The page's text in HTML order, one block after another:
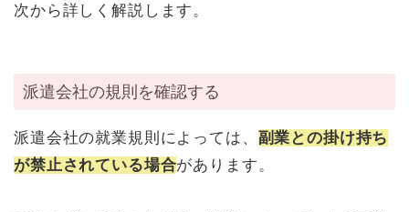
次から詳しく解説します。
派遣会社の規則を確認する
派遣会社の就業規則によっては、 副業との掛け持ち
が禁止されている場合があります。